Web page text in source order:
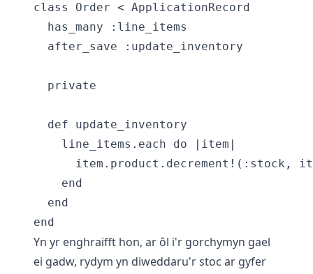
class Order < ApplicationRecord
  has_many :line_items
  after_save :update_inventory
  private
  def update_inventory
    line_items.each do |item|
item.product.decrement!(:stock,
    end
  end
Yn yr enghraifft hon, ar ôl i'r gorchymyn gael
ei gadw, rydym yn diweddaru'r stoc ar gyfer